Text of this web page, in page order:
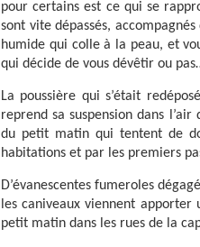
pour certains est ce qui se
sont vite dépassés,
humide qui colle à la peau, et
qui décide de vous dévêtir ou
La poussière qui s’était
reprend sa suspension dans
du petit matin qui tentent de
habitations et par les premiers
D’évanescentes fumeroles
les caniveaux viennent
petit matin dans les rues de la